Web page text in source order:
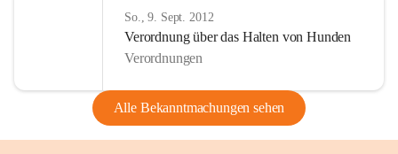
So., 9. Sept. 2012
Verordnung über das Halten von Hunden
Verordnungen
Alle Bekanntmachungen sehen